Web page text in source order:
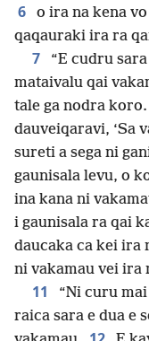
6
o ira na kena
qaqauraki ira ra
7
“E cudru
mataivalu qai
tale ga nodra koro.
dauveiqaravi, ‘Sa
sureti a sega ni
gaunisala levu, o
ina kana ni
i gaunisala ra qai
daucaka ca kei ira
ni vakamau vei ira
11
“Ni curu
raica sara e dua e